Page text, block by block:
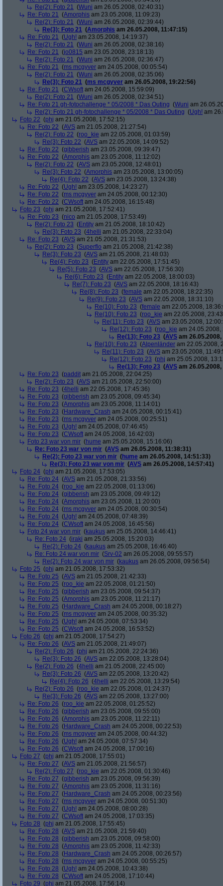
Re(2): Foto 21 (Wuni am 26.05.2008, 02:40:31)
Re: Foto 21 (Amorphis am 23.05.2008, 11:09:23)
Re(2): Foto 21 (Wuni am 26.05.2008, 02:39:44)
Re(3): Foto 21 (Amorphis am 26.05.2008, 11:47:15)
Re: Foto 21 (Ugh! am 23.05.2008, 14:19:37)
Re(2): Foto 21 (Wuni am 26.05.2008, 02:38:16)
Re: Foto 21 (jo0815 am 23.05.2008, 23:18:13)
Re(2): Foto 21 (Wuni am 26.05.2008, 02:36:47)
Re: Foto 21 (ms mcgyver am 24.05.2008, 00:05:54)
Re(2): Foto 21 (Wuni am 26.05.2008, 02:35:06)
Re(3): Foto 21 (ms mcgyver am 26.05.2008, 19:22:56)
Re: Foto 21 (CWsoft am 24.05.2008, 15:59:09)
Re(2): Foto 21 (Wuni am 26.05.2008, 02:34:51)
Re: Foto 21 gh-fotochallenge * 05/2008 * Das Outing (Wuni am
Re(2): Foto 21 gh-fotochallenge * 05/2008 * Das Outing (Ugh! am
Foto 22 (phj am 21.05.2008, 17:52:15)
Re: Foto 22 (AVS am 21.05.2008, 21:27:54)
Re(2): Foto 22 (roo_kie am 22.05.2008, 01:03:59)
Re(3): Foto 22 (AVS am 22.05.2008, 14:09:52)
Re: Foto 22 (gibberish am 23.05.2008, 09:39:47)
Re: Foto 22 (Amorphis am 23.05.2008, 11:12:02)
Re(2): Foto 22 (AVS am 23.05.2008, 12:48:01)
Re(3): Foto 22 (Amorphis am 23.05.2008, 13:00:05)
Re(4): Foto 22 (AVS am 23.05.2008, 13:24:38)
Re: Foto 22 (Ugh! am 23.05.2008, 14:23:27)
Re: Foto 22 (ms mcgyver am 24.05.2008, 00:12:30)
Re: Foto 22 (CWsoft am 24.05.2008, 16:15:48)
Foto 23 (phj am 21.05.2008, 17:52:41)
Re: Foto 23 (nico am 21.05.2008, 17:53:49)
Re(2): Foto 23 (Entity am 21.05.2008, 18:10:42)
Re(3): Foto 23 (4helli am 21.05.2008, 22:33:04)
Re: Foto 23 (AVS am 21.05.2008, 21:31:53)
Re(2): Foto 23 (Superflo am 21.05.2008, 21:42:38)
Re(3): Foto 23 (AVS am 21.05.2008, 21:48:03)
Re(4): Foto 23 (Entity am 22.05.2008, 17:51:45)
Re(5): Foto 23 (AVS am 22.05.2008, 17:56:30)
Re(6): Foto 23 (Entity am 22.05.2008, 18:00:03)
Re(7): Foto 23 (AVS am 22.05.2008, 18:16:43)
Re(8): Foto 23 (female am 22.05.2008, 18:22:35)
Re(9): Foto 23 (AVS am 22.05.2008, 18:31:10)
Re(10): Foto 23 (female am 22.05.2008,
Re(10): Foto 23 (roo_kie am 22.05.2008,
Re(11): Foto 23 (AVS am 23.05.2008,
Re(12): Foto 23 (roo_kie am 24.05.2008,
Re(13): Foto 23 (AVS am
Re(10): Foto 23 (Alpenländer am 22.05.2008,
Re(11): Foto 23 (AVS am 23.05.2008,
Re(12): Foto 23 (phj am 25.05.2008,
Re(13): Foto 23 (AVS am
Re: Foto 23 (paddit am 21.05.2008, 22:04:25)
Re(2): Foto 23 (AVS am 21.05.2008, 22:50:00)
Re: Foto 23 (4helli am 22.05.2008, 17:45:36)
Re: Foto 23 (gibberish am 23.05.2008, 09:45:34)
Re: Foto 23 (Amorphis am 23.05.2008, 11:14:01)
Re: Foto 23 (Hardware_Crash am 24.05.2008, 00:15:41)
Re: Foto 23 (ms mcgyver am 24.05.2008, 00:25:51)
Re: Foto 23 (Ugh! am 24.05.2008, 07:46:45)
Re: Foto 23 (CWsoft am 24.05.2008, 16:42:03)
Foto 23 war von mir (hume am 25.05.2008, 15:16:06)
Re: Foto 23 war von mir (AVS am 26.05.2008, 11:38:31)
Re(2): Foto 23 war von mir (hume am 26.05.2008, 14:51:33)
Re(3): Foto 23 war von mir (AVS am 26.05.2008, 14:57:41)
Foto 24 (phj am 21.05.2008, 17:53:05)
Re: Foto 24 (AVS am 21.05.2008, 21:33:56)
Re: Foto 24 (roo_kie am 22.05.2008, 01:13:06)
Re: Foto 24 (gibberish am 23.05.2008, 09:49:12)
Re: Foto 24 (Amorphis am 23.05.2008, 11:20:00)
Re: Foto 24 (ms mcgyver am 24.05.2008, 00:30:54)
Re: Foto 24 (Ugh! am 24.05.2008, 07:48:39)
Re: Foto 24 (CWsoft am 24.05.2008, 16:45:56)
Foto 24 war von mir (kaukus am 25.05.2008, 14:46:41)
Re: Foto 24 (iraki am 25.05.2008, 15:20:03)
Re(2): Foto 24 (kaukus am 25.05.2008, 16:46:40)
Re: Foto 24 war von mir (Srv-02 am 26.05.2008, 09:55:57)
Re(2): Foto 24 war von mir (kaukus am 26.05.2008, 09:56:54)
Foto 25 (phj am 21.05.2008, 17:53:32)
Re: Foto 25 (AVS am 21.05.2008, 21:42:33)
Re: Foto 25 (roo_kie am 22.05.2008, 01:21:50)
Re: Foto 25 (gibberish am 23.05.2008, 09:54:37)
Re: Foto 25 (Amorphis am 23.05.2008, 11:21:17)
Re: Foto 25 (Hardware_Crash am 24.05.2008, 00:18:27)
Re: Foto 25 (ms mcgyver am 24.05.2008, 00:35:32)
Re: Foto 25 (Ugh! am 24.05.2008, 07:53:34)
Re: Foto 25 (CWsoft am 24.05.2008, 16:53:52)
Foto 26 (phj am 21.05.2008, 17:54:27)
Re: Foto 26 (AVS am 21.05.2008, 21:49:07)
Re(2): Foto 26 (phj am 21.05.2008, 22:24:36)
Re(3): Foto 26 (AVS am 22.05.2008, 13:28:04)
Re(2): Foto 26 (4helli am 21.05.2008, 22:45:00)
Re(3): Foto 26 (AVS am 22.05.2008, 13:20:42)
Re(4): Foto 26 (4helli am 22.05.2008, 13:29:54)
Re(2): Foto 26 (roo_kie am 22.05.2008, 01:24:37)
Re(3): Foto 26 (AVS am 22.05.2008, 13:27:00)
Re: Foto 26 (roo_kie am 22.05.2008, 01:25:52)
Re: Foto 26 (gibberish am 23.05.2008, 09:55:00)
Re: Foto 26 (Amorphis am 23.05.2008, 11:22:11)
Re: Foto 26 (Hardware_Crash am 24.05.2008, 00:22:53)
Re: Foto 26 (ms mcgyver am 24.05.2008, 00:44:32)
Re: Foto 26 (Ugh! am 24.05.2008, 07:57:34)
Re: Foto 26 (CWsoft am 24.05.2008, 17:00:16)
Foto 27 (phj am 21.05.2008, 17:55:01)
Re: Foto 27 (AVS am 21.05.2008, 21:56:57)
Re(2): Foto 27 (roo_kie am 22.05.2008, 01:30:46)
Re: Foto 27 (gibberish am 23.05.2008, 09:56:39)
Re: Foto 27 (Amorphis am 23.05.2008, 11:31:16)
Re: Foto 27 (Hardware_Crash am 24.05.2008, 00:23:56)
Re: Foto 27 (ms mcgyver am 24.05.2008, 00:51:30)
Re: Foto 27 (Ugh! am 24.05.2008, 08:00:28)
Re: Foto 27 (CWsoft am 24.05.2008, 17:03:35)
Foto 28 (phj am 21.05.2008, 17:55:45)
Re: Foto 28 (AVS am 21.05.2008, 21:59:40)
Re: Foto 28 (gibberish am 23.05.2008, 09:58:00)
Re: Foto 28 (Amorphis am 23.05.2008, 11:42:33)
Re: Foto 28 (Hardware_Crash am 24.05.2008, 00:26:57)
Re: Foto 28 (ms mcgyver am 24.05.2008, 00:55:25)
Re: Foto 28 (Ugh! am 24.05.2008, 10:43:38)
Re: Foto 28 (CWsoft am 24.05.2008, 17:10:44)
Foto 29 (phj am 21.05.2008, 17:56:14)